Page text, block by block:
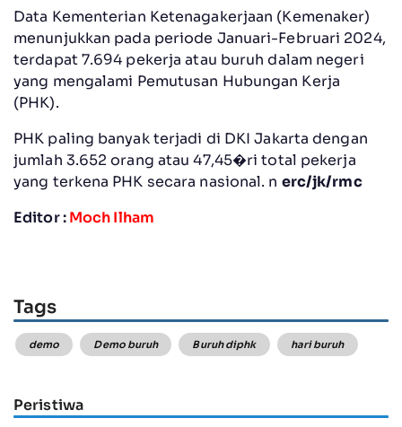
Data Kementerian Ketenagakerjaan (Kemenaker)
menunjukkan pada periode Januari-Februari 2024,
terdapat 7.694 pekerja atau buruh dalam negeri
yang mengalami Pemutusan Hubungan Kerja
(PHK).
PHK paling banyak terjadi di DKI Jakarta dengan
jumlah 3.652 orang atau 47,45�ri total pekerja
yang terkena PHK secara nasional. n erc/jk/rmc
Editor :Moch Ilham
Tags
demo Demo buruh Buruh diphk hari buruh
Peristiwa